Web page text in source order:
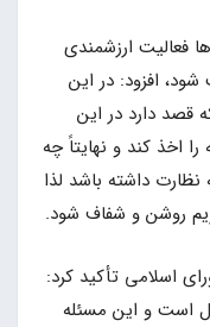
فعالیت ارزشمندی
افزود: در این
دارد در این
اخذ کند و نهایتاً چه
داشته باشد لذا
روشن و شفاف شود.
اسلامی تأکید کرد:
است و این مسئله